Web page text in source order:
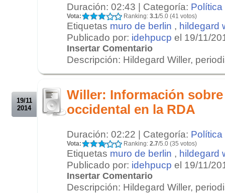
Duración: 02:43 | Categoría: Política
Vota: Ranking: 3.1/5.0 (41 votos)
Etiquetas muro de berlin , hildegard
Publicado por: idehpucp el 19/11/
Insertar Comentario
Descripción: Hildegard Willer,
19/11
2014
Willer: Información
occidental en la RDA
Duración: 02:22 | Categoría: Política
Vota: Ranking: 2.7/5.0 (35 votos)
Etiquetas muro de berlin , hildegard
Publicado por: idehpucp el 19/11/
Insertar Comentario
Descripción: Hildegard Willer,